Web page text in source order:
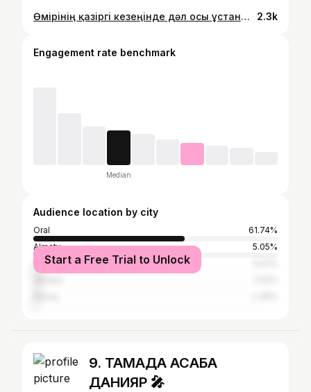
Өмірінің қазіргі кезеңінде дәл осы ұстаным керек болып тұрса да кейбір оқырман қарсыласуы мүмкін. Бірақ бөліскім келеді. Менің мамам - “богатый старик”. Ол балдарым асырайды деген қияли оймен емес, ешкімге қарайламай қарттық кешейін деген оймен өмір сүретін адам. Кейде мамам қазақ емес, европалық немесе еврей ме деп қаламын😀 Ол минималист, бухгалтер-экономист, “қаржыгер по жизни” Дастарханға қалай дайындалды? Алдымен меню жасадық. “Артық әсемдеудің, артық тамақтың қажеті” жоқ деді. “Өйткені әсемдік жай инстаграм үшін, өз қонақтығыңа жасарсың, ешқандай ваза, тірі гүл-пүл керек емес, қолыңнан келсе, барымен әсемде” деді😀 Ішімнен шынымен де контент үшін не істемейсің деп ойладым?! Артық ақша да осы жерде кетеді ғой. КЕРЕГІ ЖОҚ! “Қыртым-сыртым емес, желінетін, тұшымды дүние қояйық” деді, оған да “иә” дедік. Әр үйдің қонағы сағынып келетін бір тағамы болады. Біздің үйде бәліш, самса, сүрленген еттің асы. Сұранысқа ие басты тағамдарды қойдық. Соңында осындай дастархан шықты. Негізінде дастарханның шырайын келтіретін - шынайы көңіл-күй ғой. Бірақ ол келесі рилста) 2.3k
Engagement rate benchmark
Median
Audience location by city
Oral
61.74%
Almaty
5.05%
Astana
Start a Free Trial to Unlock
9. ТАМАДА АСАБА
ДАНИЯР 🎤